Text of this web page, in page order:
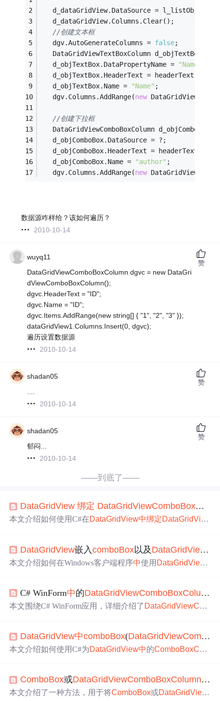
d_dataGridView.DataSource =
   d_dataGridView.Columns.Clear();
//创建文本框
   dgv.AutoGenerateColumns =
false;
   DataGridViewTextBoxColumn d_objTextBox =
   d_objTextBox.DataPropertyName =
"Name"
   d_objTextBox.HeaderText = headerText;
   d_objTextBox.Name =
"Name" ;
   dgv.Columns.AddRange(
new
//创建下拉框
DataGridViewComboBoxColumn d_objComboBox
   d_objComboBox.DataSource = ?;
   d_objComboBox.HeaderText = headerText;
   d_objComboBox.Name =
"author" ;
   dgv.Columns.AddRange(
new
数据源咋样给？该如何遍历？
2010-10-14
wuyq11
DataGridViewComboBoxColumn dgvc = new DataGri
dViewComboBoxColumn();
dgvc.HeaderText = "ID";
dgvc.Name = "ID";
dgvc.Items.AddRange(new string[] { "1", "2", "3" });
dataGridView1.Columns.Insert(0, dgvc);
遍历设置数据源
2010-10-14
赞
shadan05
2010-10-14
赞
shadan05
郁闷...
2010-10-14
赞
——到底了——
DataGridView 绑定 DataGridViewComboBox
本文介绍如何使用C#在DataGridView中绑定DataGridVie
表框绑定不同数据源时遇到的错误。
DataGridView嵌入comboBox以及 DataGridView
本文介绍如何在Windows客户端程序中使用 DataGridView
tyName、DisplayMember和ValueMember属性的设置与作
用。通过代码示例展示了如何实现用户输入与ComboBox
C# WinForm中的DataGridViewComboBoxColumn
本文围绕C# WinForm应用，详细介绍了 DataGridViewCom
ox
数据源，设置数据绑定、解决常见问题，自定义显示和
编辑行为，处理事件，以及保存和加载数据的方法。
DataGridView中comboBox(DataGridViewComboBox
本文介绍如何使用C#为DataGridView中的ComboBoxColu
ComboBox或DataGridViewComboBoxColumn绑定
本文介绍了一种方法，用于将ComboBox或DataGridView